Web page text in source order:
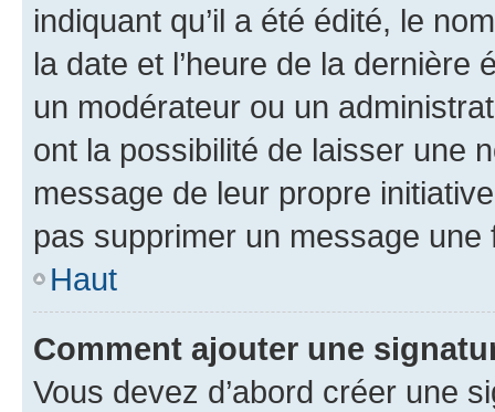
indiquant qu’il a été édité, le
la date et l’heure de la dernière
un modérateur ou un
ont la possibilité de laisser une
message de leur propre
pas supprimer un message une
Haut
Comment ajouter une
Vous devez d’abord créer une